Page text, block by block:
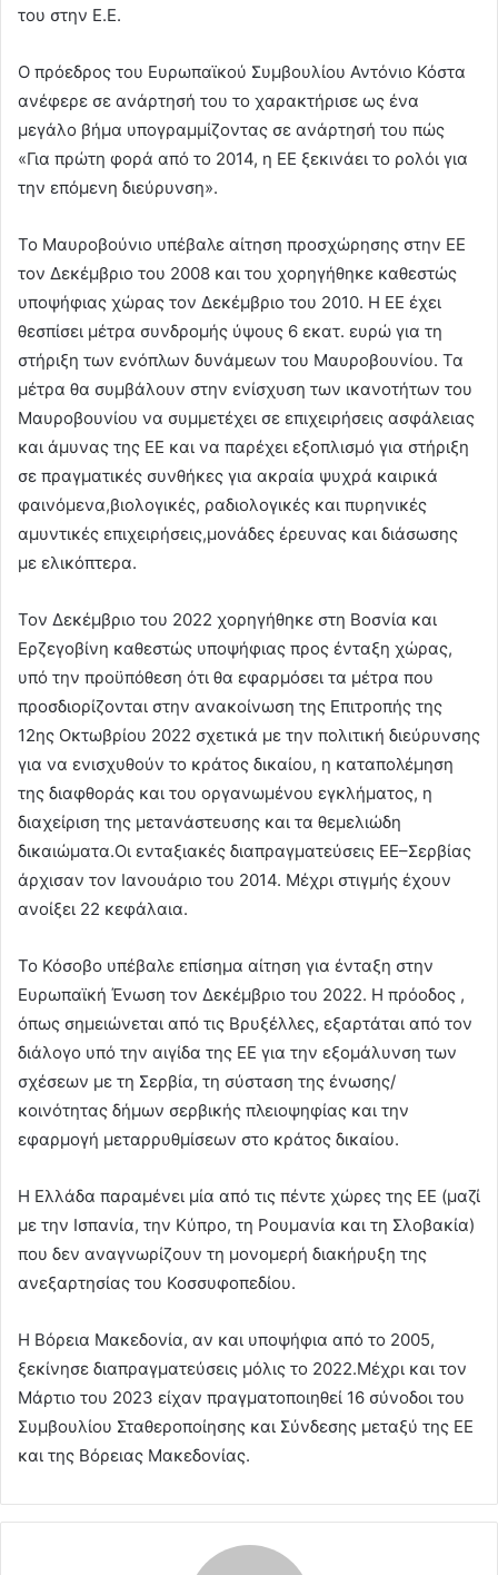
του στην Ε.Ε.
Ο πρόεδρος του Ευρωπαϊκού Συμβουλίου Αντόνιο Κόστα
ανέφερε σε ανάρτησή του το χαρακτήρισε ως ένα
μεγάλο βήμα υπογραμμίζοντας σε ανάρτησή του πώς
«Για πρώτη φορά από το 2014, η ΕΕ ξεκινάει το ρολόι για
την επόμενη διεύρυνση».
Το Μαυροβούνιο υπέβαλε αίτηση προσχώρησης στην ΕΕ
τον Δεκέμβριο του 2008 και του χορηγήθηκε καθεστώς
υποψήφιας χώρας τον Δεκέμβριο του 2010. Η ΕΕ έχει
θεσπίσει μέτρα συνδρομής ύψους 6 εκατ. ευρώ για τη
στήριξη των ενόπλων δυνάμεων του Μαυροβουνίου. Τα
μέτρα θα συμβάλουν στην ενίσχυση των ικανοτήτων του
Μαυροβουνίου να συμμετέχει σε επιχειρήσεις ασφάλειας
και άμυνας της ΕΕ και να παρέχει εξοπλισμό για στήριξη
σε πραγματικές συνθήκες για ακραία ψυχρά καιρικά
φαινόμενα,βιολογικές, ραδιολογικές και πυρηνικές
αμυντικές επιχειρήσεις,μονάδες έρευνας και διάσωσης
με ελικόπτερα.
Τον Δεκέμβριο του 2022 χορηγήθηκε στη Βοσνία και
Ερζεγοβίνη καθεστώς υποψήφιας προς ένταξη χώρας,
υπό την προϋπόθεση ότι θα εφαρμόσει τα μέτρα που
προσδιορίζονται στην ανακοίνωση της Επιτροπής της
12ης Οκτωβρίου 2022 σχετικά με την πολιτική διεύρυνσης
για να ενισχυθούν το κράτος δικαίου, η καταπολέμηση
της διαφθοράς και του οργανωμένου εγκλήματος, η
διαχείριση της μετανάστευσης και τα θεμελιώδη
δικαιώματα.Οι ενταξιακές διαπραγματεύσεις ΕΕ–Σερβίας
άρχισαν τον Ιανουάριο του 2014. Μέχρι στιγμής έχουν
ανοίξει 22 κεφάλαια.
Το Κόσοβο υπέβαλε επίσημα αίτηση για ένταξη στην
Ευρωπαϊκή Ένωση τον Δεκέμβριο του 2022. Η πρόοδος ,
όπως σημειώνεται από τις Βρυξέλλες, εξαρτάται από τον
διάλογο υπό την αιγίδα της ΕΕ για την εξομάλυνση των
σχέσεων με τη Σερβία, τη σύσταση της ένωσης/
κοινότητας δήμων σερβικής πλειοψηφίας και την
εφαρμογή μεταρρυθμίσεων στο κράτος δικαίου.
Η Ελλάδα παραμένει μία από τις πέντε χώρες της ΕΕ (μαζί
με την Ισπανία, την Κύπρο, τη Ρουμανία και τη Σλοβακία)
που δεν αναγνωρίζουν τη μονομερή διακήρυξη της
ανεξαρτησίας του Κοσσυφοπεδίου.
Η Βόρεια Μακεδονία, αν και υποψήφια από το 2005,
ξεκίνησε διαπραγματεύσεις μόλις το 2022.Μέχρι και τον
Μάρτιο του 2023 είχαν πραγματοποιηθεί 16 σύνοδοι του
Συμβουλίου Σταθεροποίησης και Σύνδεσης μεταξύ της ΕΕ
και της Βόρειας Μακεδονίας.